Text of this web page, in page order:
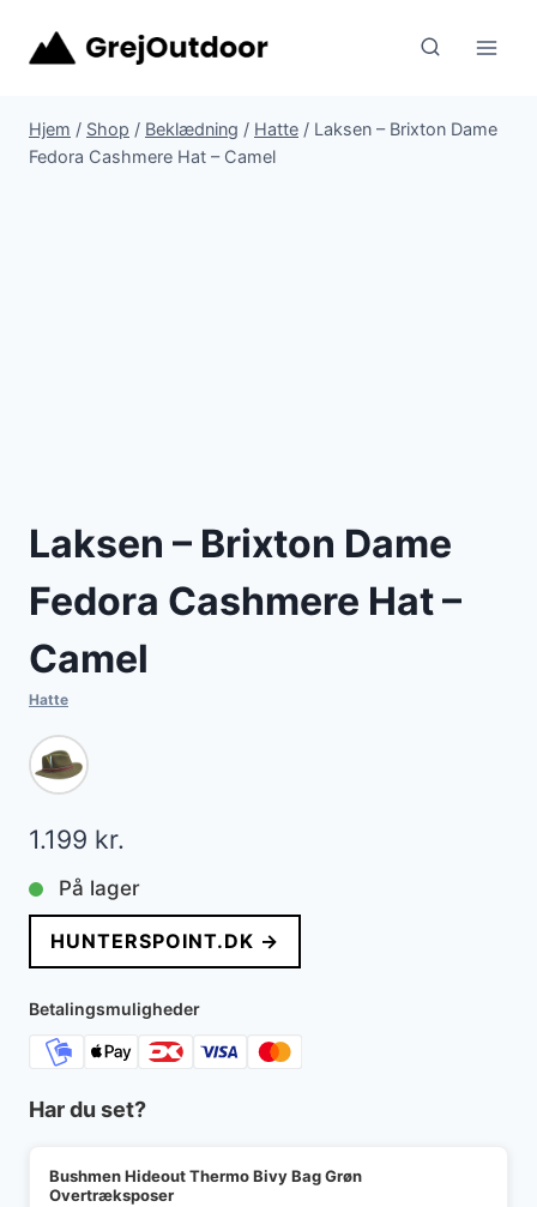
Hjem / Shop / Beklædning / Hatte / Laksen – Brixton Dame
Fedora Cashmere Hat – Camel
Laksen – Brixton Dame
Fedora Cashmere Hat –
Camel
Hatte
1.199 kr.
På lager
HUNTERSPOINT.DK →
Betalingsmuligheder
Har du set?
Bushmen Hideout Thermo Bivy Bag Grøn
Overtræksposer